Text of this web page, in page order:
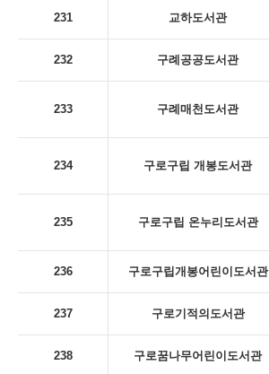
231 교하도서관
232 구례공공도서관
233 구례매천도서관
234 구로구립 개봉도서관
235 구로구립 온누리도서관
236 구로구립개봉어린이도서관
237 구로기적의도서관
238 구로꿈나무어린이도서관